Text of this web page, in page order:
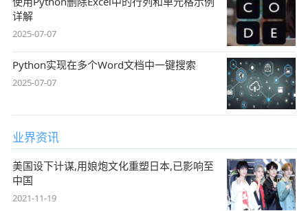
详解
2025-07-07
Python实现在多个Word文档中一键搜索
2025-07-07
业界资讯
美国设下计谋,用娘炮文化重塑日本,已影响至
中国
2021-11-19